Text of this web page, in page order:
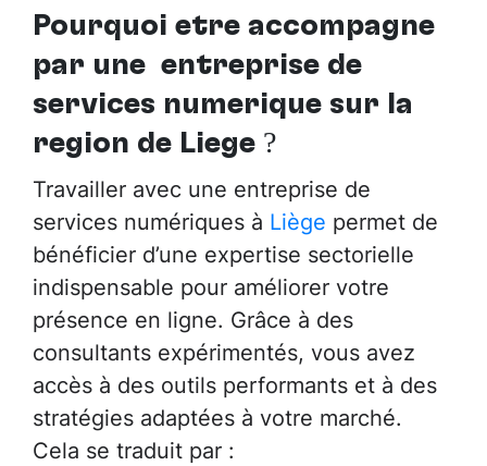
Pourquoi être accompagné
par une entreprise de
services numérique sur la
région de Liège ?
Travailler avec une entreprise de
services numériques à Liège permet de
bénéficier d’une expertise sectorielle
indispensable pour améliorer votre
présence en ligne. Grâce à des
consultants expérimentés, vous avez
accès à des outils performants et à des
stratégies adaptées à votre marché.
Cela se traduit par :